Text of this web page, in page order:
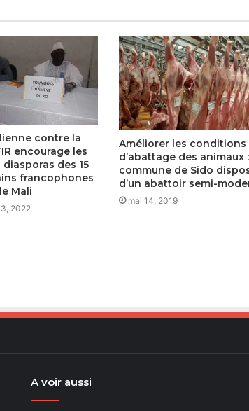
contre la
encourage les
diasporas des 15
francophones
Mali
2022
Améliorer les conditions
d’abattage des animaux
commune de Sido
d’un abattoir semi-
mai 14, 2019
A voir aussi